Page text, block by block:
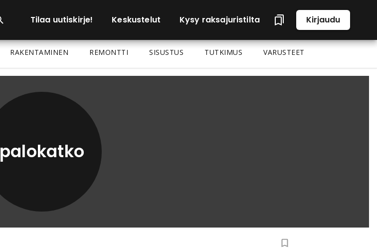
Tilaa uutiskirje! Keskustelut Kysy raksajuristilta Kirjaudu
RAKENTAMINEN REMONTTI SISUSTUS TUTKIMUS VARUSTEET
palokatko